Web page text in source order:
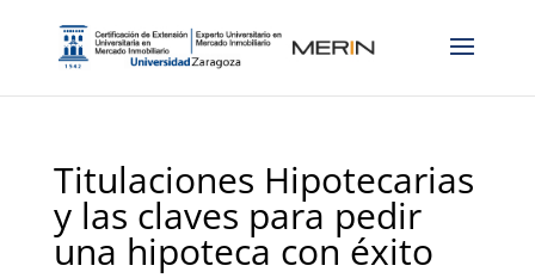
Titulaciones Hipotecarias
y las claves para pedir
una hipoteca con éxito